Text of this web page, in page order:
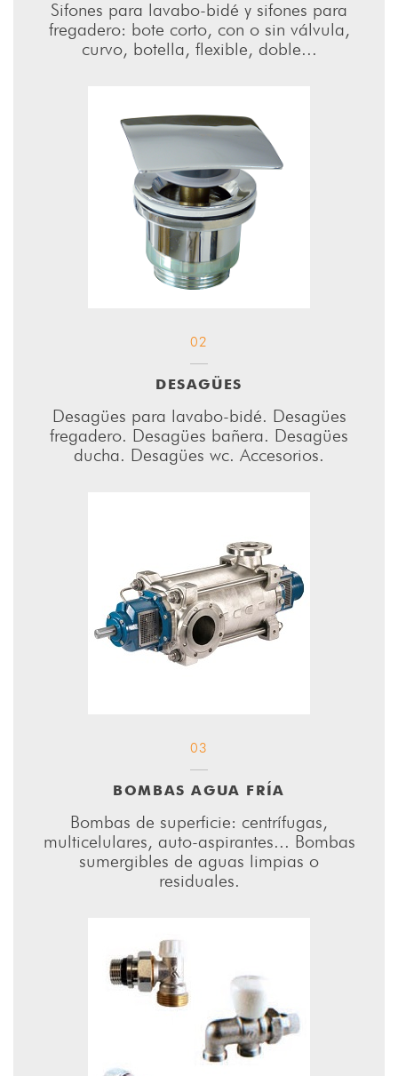
Sifones para lavabo-bidé y sifones para
fregadero: bote corto, con o sin válvula,
curvo, botella, flexible, doble...
02
DESAGÜES
Desagües para lavabo-bidé. Desagües
fregadero. Desagües bañera. Desagües
ducha. Desagües wc. Accesorios.
03
BOMBAS AGUA FRÍA
Bombas de superficie: centrífugas,
multicelulares, auto-aspirantes... Bombas
sumergibles de aguas limpias o
residuales.